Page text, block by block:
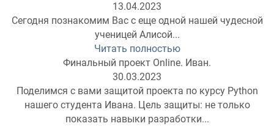
13.04.2023
Сегодня познакомим Вас с еще одной нашей чудесной
ученицей Алисой...
Читать полностью
Финальный проект Online. Иван.
30.03.2023
Поделимся с вами защитой проекта по курсу Python
нашего студента Ивана. Цель защиты: не только
показать навыки разработки...